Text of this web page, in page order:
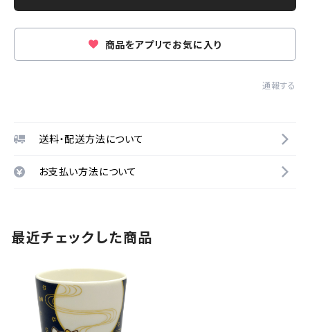
商品をアプリでお気に入り
通報する
送料・配送方法について
お支払い方法について
最近チェックした商品